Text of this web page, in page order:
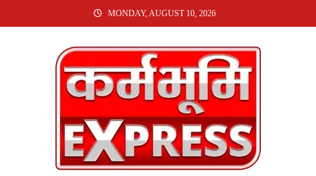
TO
MONDAY, AUGUST 10, 2026